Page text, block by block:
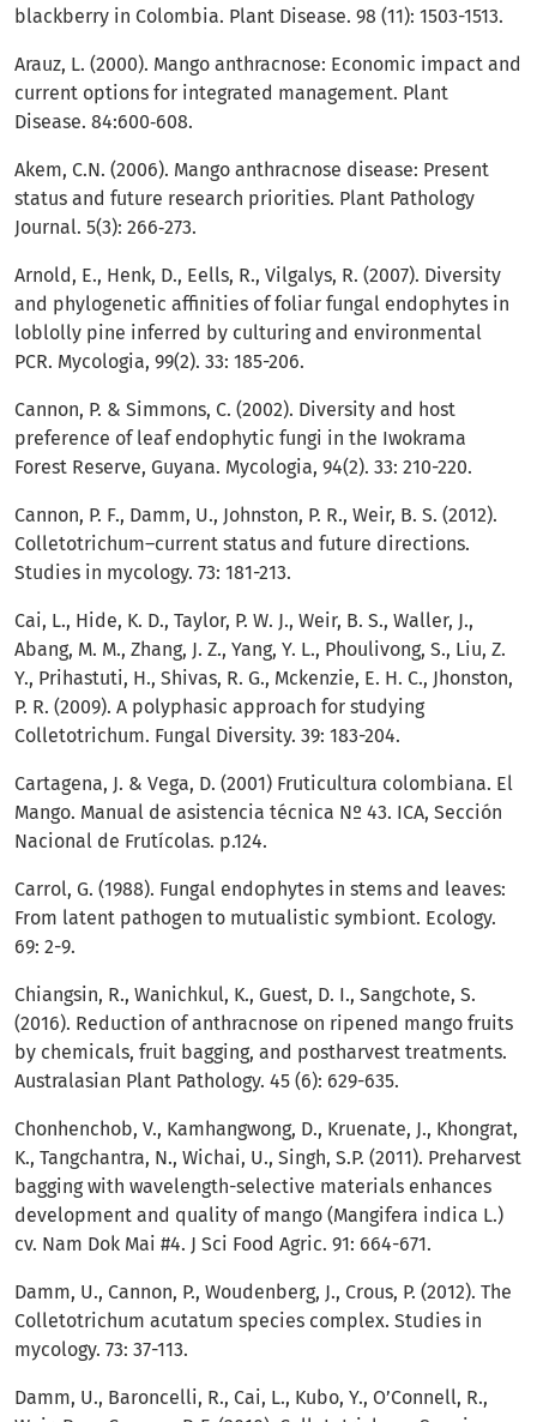
blackberry in Colombia. Plant Disease. 98 (11): 1503-1513.
Arauz, L. (2000). Mango anthracnose: Economic impact and
current options for integrated management. Plant
Disease. 84:600‐608.
Akem, C.N. (2006). Mango anthracnose disease: Present
status and future research priorities. Plant Pathology
Journal. 5(3): 266‐273.
Arnold, E., Henk, D., Eells, R., Vilgalys, R. (2007). Diversity
and phylogenetic affinities of foliar fungal endophytes in
loblolly pine inferred by culturing and environmental
PCR. Mycologia, 99(2). 33: 185-206.
Cannon, P. & Simmons, C. (2002). Diversity and host
preference of leaf endophytic fungi in the Iwokrama
Forest Reserve, Guyana. Mycologia, 94(2). 33: 210-220.
Cannon, P. F., Damm, U., Johnston, P. R., Weir, B. S. (2012).
Colletotrichum–current status and future directions.
Studies in mycology. 73: 181-213.
Cai, L., Hide, K. D., Taylor, P. W. J., Weir, B. S., Waller, J.,
Abang, M. M., Zhang, J. Z., Yang, Y. L., Phoulivong, S., Liu, Z.
Y., Prihastuti, H., Shivas, R. G., Mckenzie, E. H. C., Jhonston,
P. R. (2009). A polyphasic approach for studying
Colletotrichum. Fungal Diversity. 39: 183-204.
Cartagena, J. & Vega, D. (2001) Fruticultura colombiana. El
Mango. Manual de asistencia técnica Nº 43. ICA, Sección
Nacional de Frutícolas. p.124.
Carrol, G. (1988). Fungal endophytes in stems and leaves:
From latent pathogen to mutualistic symbiont. Ecology.
69: 2-9.
Chiangsin, R., Wanichkul, K., Guest, D. I., Sangchote, S.
(2016). Reduction of anthracnose on ripened mango fruits
by chemicals, fruit bagging, and postharvest treatments.
Australasian Plant Pathology. 45 (6): 629-635.
Chonhenchob, V., Kamhangwong, D., Kruenate, J., Khongrat,
K., Tangchantra, N., Wichai, U., Singh, S.P. (2011). Preharvest
bagging with wavelength-selective materials enhances
development and quality of mango (Mangifera indica L.)
cv. Nam Dok Mai #4. J Sci Food Agric. 91: 664-671.
Damm, U., Cannon, P., Woudenberg, J., Crous, P. (2012). The
Colletotrichum acutatum species complex. Studies in
mycology. 73: 37-113.
Damm, U., Baroncelli, R., Cai, L., Kubo, Y., O’Connell, R.,